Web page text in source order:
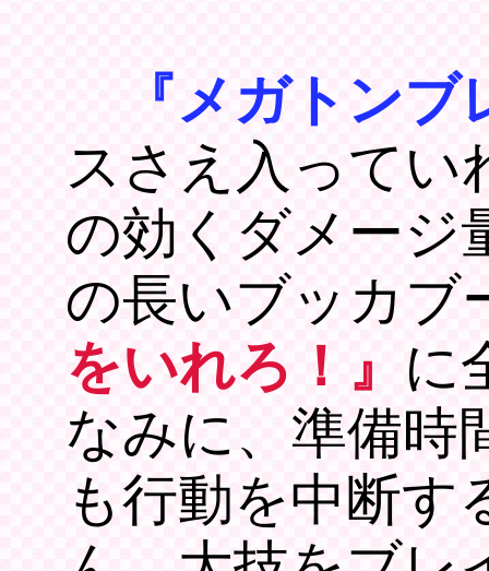
『メガトン
スさえ入ってい
の効くダメージ
の長いブッカブ
をいれろ！』 に
なみに、準備時
も行動を中断す